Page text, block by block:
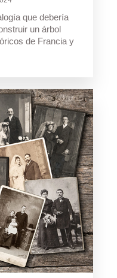
que debería
un árbol
de Francia y